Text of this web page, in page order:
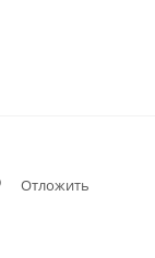
Отложить